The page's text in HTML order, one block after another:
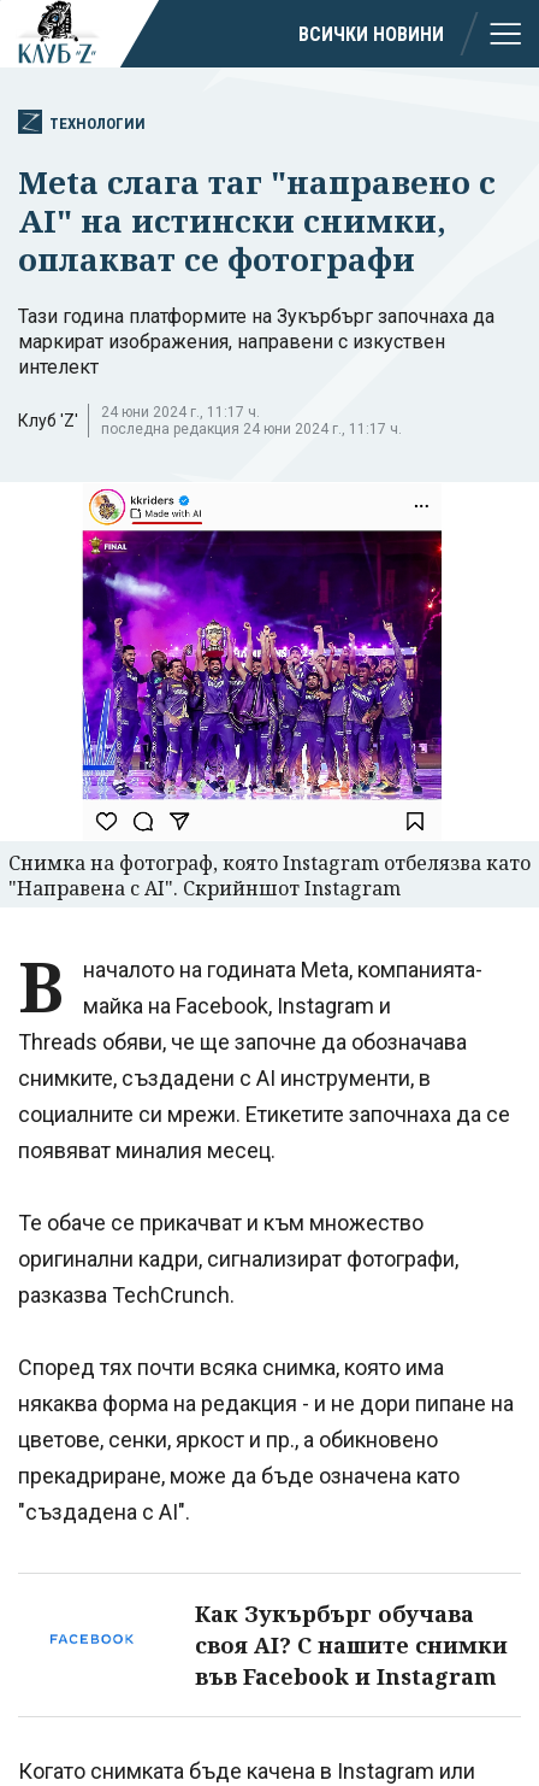
ВСИЧКИ НОВИНИ
ТЕХНОЛОГИИ
Meta слага таг "направено с
AI" на истински снимки,
оплакват се фотографи
Тази година платформите на Зукърбърг започнаха да
маркират изображения, направени с изкуствен
интелект
Клуб 'Z'
24 юни 2024 г., 11:17 ч.
последна редакция 24 юни 2024 г., 11:17 ч.
Снимка на фотограф, която Instagram отбелязва като
"Направена с AI". Скрийншот Instagram
В
началото на годината Meta, компанията-
майка на Facebook, Instagram и
Threads обяви, че ще започне да обозначава
снимките, създадени с AI инструменти, в
социалните си мрежи. Етикетите започнаха да се
появяват миналия месец.
Те обаче се прикачват и към множество
оригинални кадри, сигнализират фотографи,
разказва TechCrunch.
Според тях почти всяка снимка, която има
някаква форма на редакция - и не дори пипане на
цветове, сенки, яркост и пр., а обикновено
прекадриране, може да бъде означена като
"създадена с AI".
Как Зукърбърг обучава
своя AI? С нашите снимки
във Facebook и Instagram
Когато снимката бъде качена в Instagram или